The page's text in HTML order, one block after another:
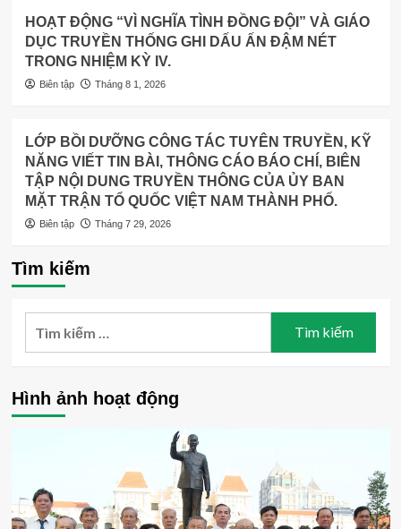
HOẠT ĐỘNG “VÌ NGHĨA TÌNH ĐỒNG ĐỘI” VÀ GIÁO
DỤC TRUYỀN THỐNG GHI DẤU ẤN ĐẬM NÉT
TRONG NHIỆM KỲ IV.
Biên tập Tháng 8 1, 2026
LỚP BỒI DƯỠNG CÔNG TÁC TUYÊN TRUYỀN, KỸ
NĂNG VIẾT TIN BÀI, THÔNG CÁO BÁO CHÍ, BIÊN
TẬP NỘI DUNG TRUYỀN THÔNG CỦA ỦY BAN
MẶT TRẬN TỔ QUỐC VIỆT NAM THÀNH PHỐ.
Biên tập Tháng 7 29, 2026
Tìm kiếm
Hình ảnh hoạt động